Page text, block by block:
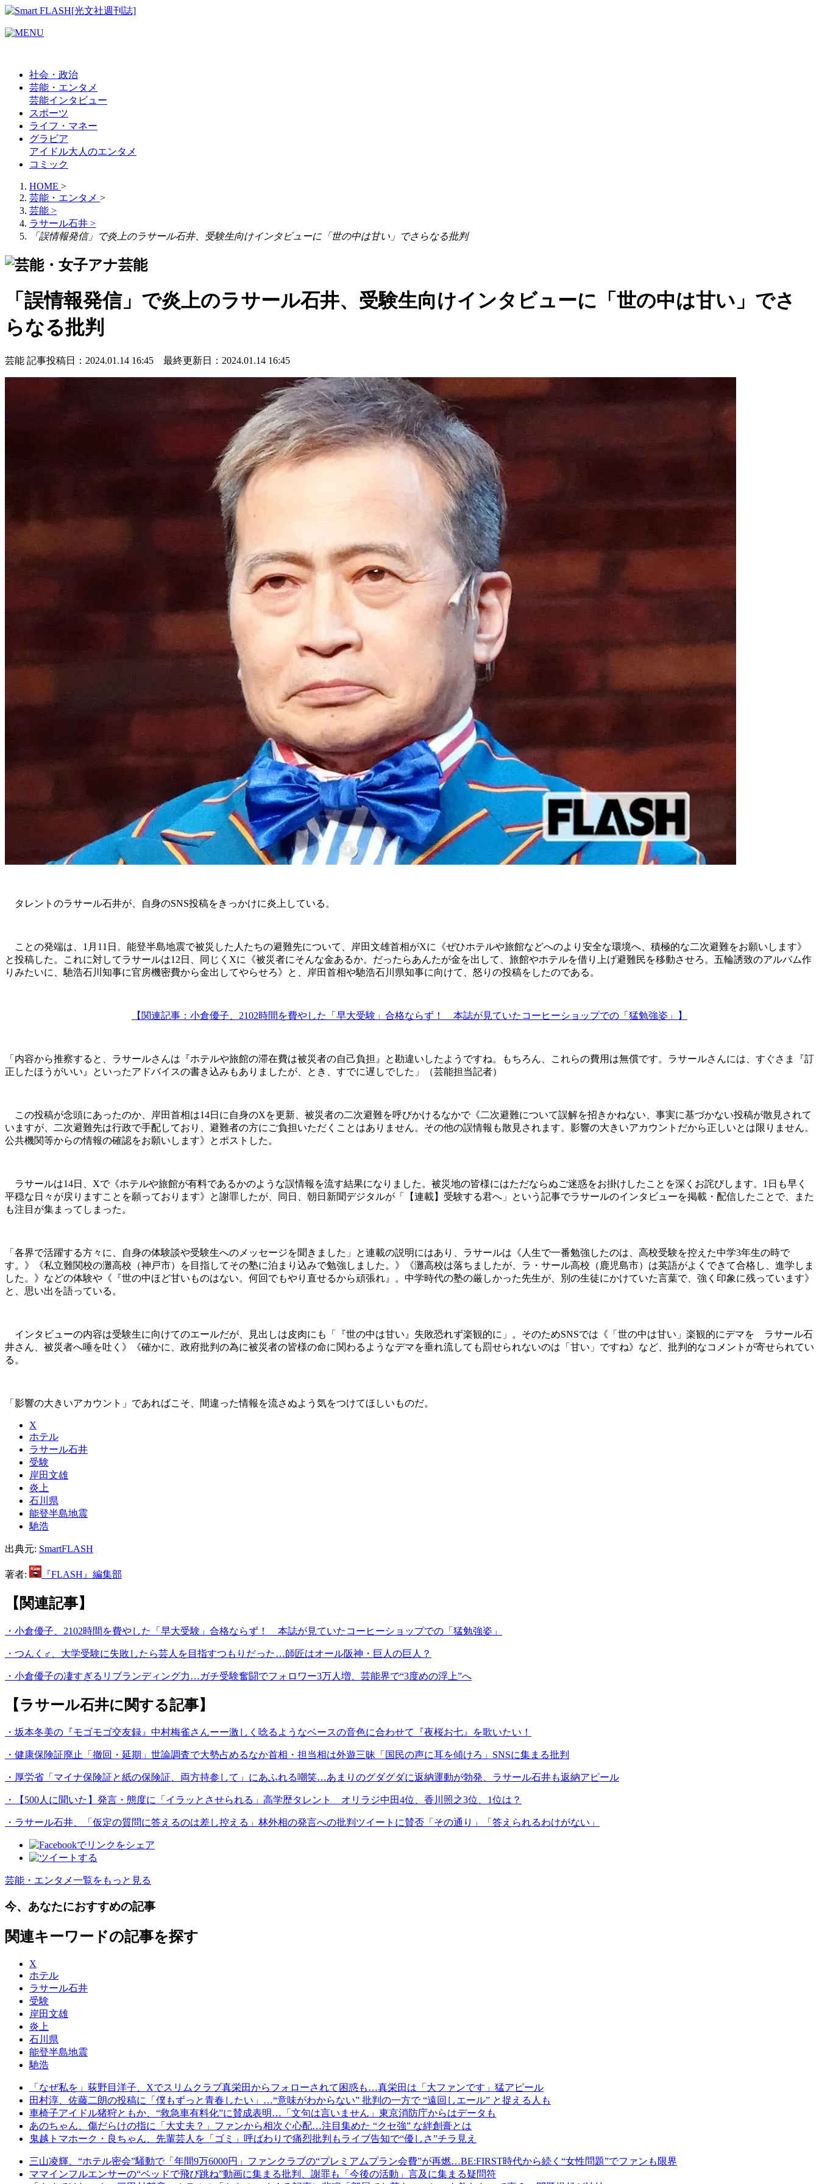
社会・政治
芸能・エンタメ
芸能インタビュー
スポーツ
ライフ・マネー
グラビア
アイドル大人のエンタメ
コミック
HOME >
芸能・エンタメ >
芸能 >
ラサール石井 >
「誤情報発信」で炎上のラサール石井、受験生向けインタビューに「世の中は甘い」でさらなる批判
芸能
「誤情報発信」で炎上のラサール石井、受験生向けインタビューに「世の中は甘い」でさ
らなる批判
芸能 記事投稿日：2024.01.14 16:45 最終更新日：2024.01.14 16:45
タレントのラサール石井が、自身のSNS投稿をきっかけに炎上している。
ことの発端は、1月11日。能登半島地震で被災した人たちの避難先について、岸田文雄首相がXに《ぜひホテルや旅館などへのより安全な環境へ、積極的な二次避難をお願いします》
と投稿した。これに対してラサールは12日、同じくXに《被災者にそんな金あるか。だったらあんたが金を出して、旅館やホテルを借り上げ避難民を移動させろ。五輪誘致のアルバム作
りみたいに、馳浩石川知事に官房機密費から金出してやらせろ》と、岸田首相や馳浩石川県知事に向けて、怒りの投稿をしたのである。
【関連記事：小倉優子、2102時間を費やした「早大受験」合格ならず！ 本誌が見ていたコーヒーショップでの「猛勉強姿」】
「内容から推察すると、ラサールさんは『ホテルや旅館の滞在費は被災者の自己負担』と勘違いしたようですね。もちろん、これらの費用は無償です。ラサールさんには、すぐさま『訂
正したほうがいい』といったアドバイスの書き込みもありましたが、とき、すでに遅しでした」（芸能担当記者）
この投稿が念頭にあったのか、岸田首相は14日に自身のXを更新、被災者の二次避難を呼びかけるなかで《二次避難について誤解を招きかねない、事実に基づかない投稿が散見されて
いますが、二次避難先は行政で手配しており、避難者の方にご負担いただくことはありません。その他の誤情報も散見されます。影響の大きいアカウントだから正しいとは限りません。
公共機関等からの情報の確認をお願いします》とポストした。
ラサールは14日、Xで《ホテルや旅館が有料であるかのような誤情報を流す結果になりました。被災地の皆様にはただならぬご迷惑をお掛けしたことを深くお詫びします。1日も早く
平穏な日々が戻りますことを願っております》と謝罪したが、同日、朝日新聞デジタルが「【連載】受験する君へ」という記事でラサールのインタビューを掲載・配信したことで、また
も注目が集まってしまった。
「各界で活躍する方々に、自身の体験談や受験生へのメッセージを聞きました」と連載の説明にはあり、ラサールは《人生で一番勉強したのは、高校受験を控えた中学3年生の時で
す。》《私立難関校の灘高校（神戸市）を目指してその塾に泊まり込みで勉強しました。》《灘高校は落ちましたが、ラ・サール高校（鹿児島市）は英語がよくできて合格し、進学しま
した。》などの体験や《『世の中ほど甘いものはない。何回でもやり直せるから頑張れ』。中学時代の塾の厳しかった先生が、別の生徒にかけていた言葉で、強く印象に残っています》
と、思い出を語っている。
インタビューの内容は受験生に向けてのエールだが、見出しは皮肉にも「『世の中は甘い』失敗恐れず楽観的に」。そのためSNSでは《「世の中は甘い」楽観的にデマを ラサール石
井さん、被災者へ唾を吐く》《確かに、政府批判の為に被災者の皆様の命に関わるようなデマを垂れ流しても罰せられないのは「甘い」ですね》など、批判的なコメントが寄せられてい
る。
「影響の大きいアカウント」であればこそ、間違った情報を流さぬよう気をつけてほしいものだ。
X
ホテル
ラサール石井
受験
岸田文雄
炎上
石川県
能登半島地震
馳浩
出典元: SmartFLASH
著者: 『FLASH』編集部
【関連記事】
・小倉優子、2102時間を費やした「早大受験」合格ならず！ 本誌が見ていたコーヒーショップでの「猛勉強姿」
・つんく♂、大学受験に失敗したら芸人を目指すつもりだった…師匠はオール阪神・巨人の巨人？
・小倉優子の凄すぎるリブランディング力…ガチ受験奮闘でフォロワー3万人増、芸能界で“3度めの浮上”へ
【ラサール石井に関する記事】
・坂本冬美の『モゴモゴ交友録』中村梅雀さんーー激しく唸るようなベースの音色に合わせて『夜桜お七』を歌いたい！
・健康保険証廃止「撤回・延期」世論調査で大勢占めるなか首相・担当相は外遊三昧「国民の声に耳を傾けろ」SNSに集まる批判
・厚労省「マイナ保険証と紙の保険証、両方持参して」にあふれる嘲笑…あまりのグダグダに返納運動が勃発、ラサール石井も返納アピール
・【500人に聞いた】発言・態度に「イラッとさせられる」高学歴タレント オリラジ中田4位、香川照之3位、1位は？
・ラサール石井、「仮定の質問に答えるのは差し控える」林外相の発言への批判ツイートに賛否「その通り」「答えられるわけがない」
芸能・エンタメ一覧をもっと見る
今、あなたにおすすめの記事
関連キーワードの記事を探す
X
ホテル
ラサール石井
受験
岸田文雄
炎上
石川県
能登半島地震
馳浩
「なぜ私を」荻野目洋子、Xでスリムクラブ真栄田からフォローされて困惑も…真栄田は「大ファンです」猛アピール
田村淳、佐藤二朗の投稿に「僕もずっと青春したい」…“意味がわからない” 批判の一方で “遠回しエール” と捉える人も
車椅子アイドル猪狩ともか、“救急車有料化”に賛成表明…「文句は言いません」東京消防庁からはデータも
あのちゃん、傷だらけの指に「大丈夫？」ファンから相次ぐ心配…注目集めた “クセ強” な絆創膏とは
鬼越トマホーク・良ちゃん、先輩芸人を「ゴミ」呼ばわりで痛烈批判もライブ告知で“優しさ”チラ見え
三山凌輝、“ホテル密会”騒動で「年間9万6000円」ファンクラブの“プレミアムプラン会費”が再燃…BE:FIRST時代から続く“女性問題”でファンも限界
ママインフルエンサーの“ベッドで飛び跳ね”動画に集まる批判、謝罪も「今後の活動」言及に集まる疑問符